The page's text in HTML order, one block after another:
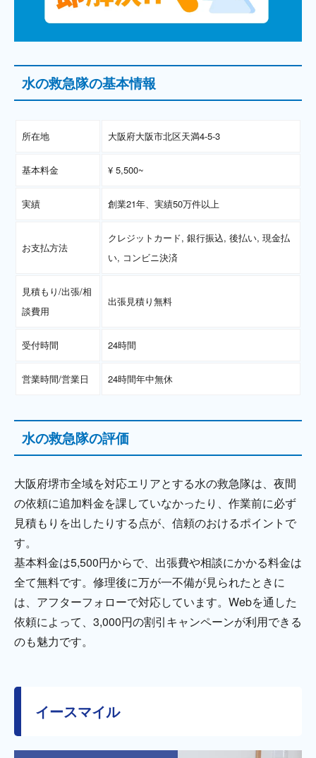
水の救急隊の基本情報
所在地 大阪府大阪市北区天満4-5-3
基本料金 ¥ 5,500~
実績 創業21年、実績50万件以上
お支払方法
クレジットカード, 銀行振込, 後払い, 現金払
い, コンビニ決済
見積もり/出張/相
談費用
出張見積り無料
受付時間 24時間
営業時間/営業日 24時間年中無休
水の救急隊の評価
大阪府堺市全域を対応エリアとする水の救急隊は、夜間
の依頼に追加料金を課していなかったり、作業前に必ず
見積もりを出したりする点が、信頼のおけるポイントで
す。
基本料金は5,500円からで、出張費や相談にかかる料金は
全て無料です。修理後に万が一不備が見られたときに
は、アフターフォローで対応しています。Webを通した
依頼によって、3,000円の割引キャンペーンが利用できる
のも魅力です。
イースマイル